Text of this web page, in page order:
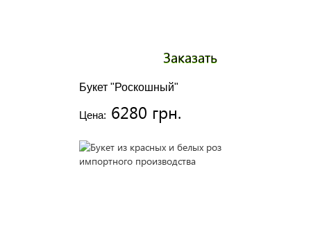
Букет "Роскошный"
Цена: 6280 грн.
Заказать